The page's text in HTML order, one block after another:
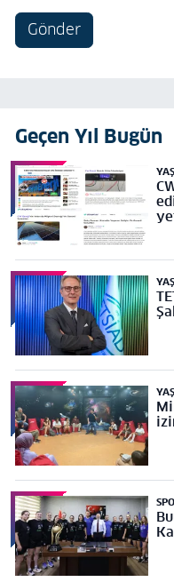
Gönder
Geçen Yıl Bugün